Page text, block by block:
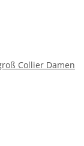
Collier Damen